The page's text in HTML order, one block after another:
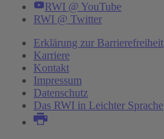
RWI @ YouTube
RWI @ Twitter
Erklärung zur Barrierefreiheit
Karriere
Kontakt
Impressum
Datenschutz
Das RWI in Leichter Sprache